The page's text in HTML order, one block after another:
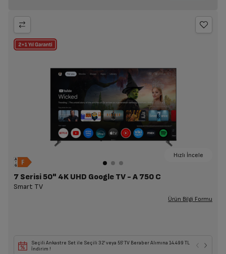
Hızlı İncele
7 Serisi 50" 4K UHD Google TV - A 750 C
Smart TV
Ürün Bilgi Formu
Seçili Ankastre Set ile Seçili 32' veya 55' TV Beraber Alımına 14.499 TL
İndirim !